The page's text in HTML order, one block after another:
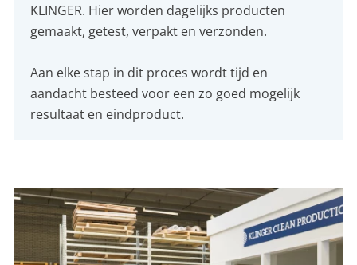
KLINGER. Hier worden dagelijks producten
gemaakt, getest, verpakt en verzonden.
Aan elke stap in dit proces wordt tijd en
aandacht besteed voor een zo goed mogelijk
resultaat en eindproduct.